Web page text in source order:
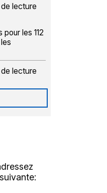
lecture
les 112
lecture